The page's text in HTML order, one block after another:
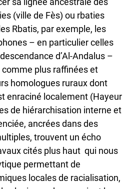
(ville de Fès) ou rbaties
Rbatis, par exemple, les
– en particulier celles
d’Al-Andalus –
plus raffinées et
homologues ruraux dont
enraciné localement (Hayeur
de hiérarchisation interne et
ancrées dans des
trouvent un écho
cités plus haut qui nous
permettant de
locales de racialisation,